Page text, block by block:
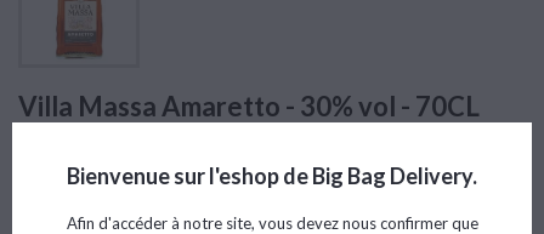
Villa Massa Amaretto - 30% vol - 70CL
Bienvenue sur l'eshop de Big Bag Delivery.
Afin d'accéder à notre site, vous devez nous confirmer que